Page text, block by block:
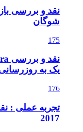
نقد و بررسی
شوگان
175
یک به
176
2017